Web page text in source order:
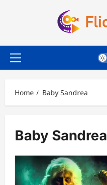
Primary
Home Baby Sandrea
Baby Sandrea